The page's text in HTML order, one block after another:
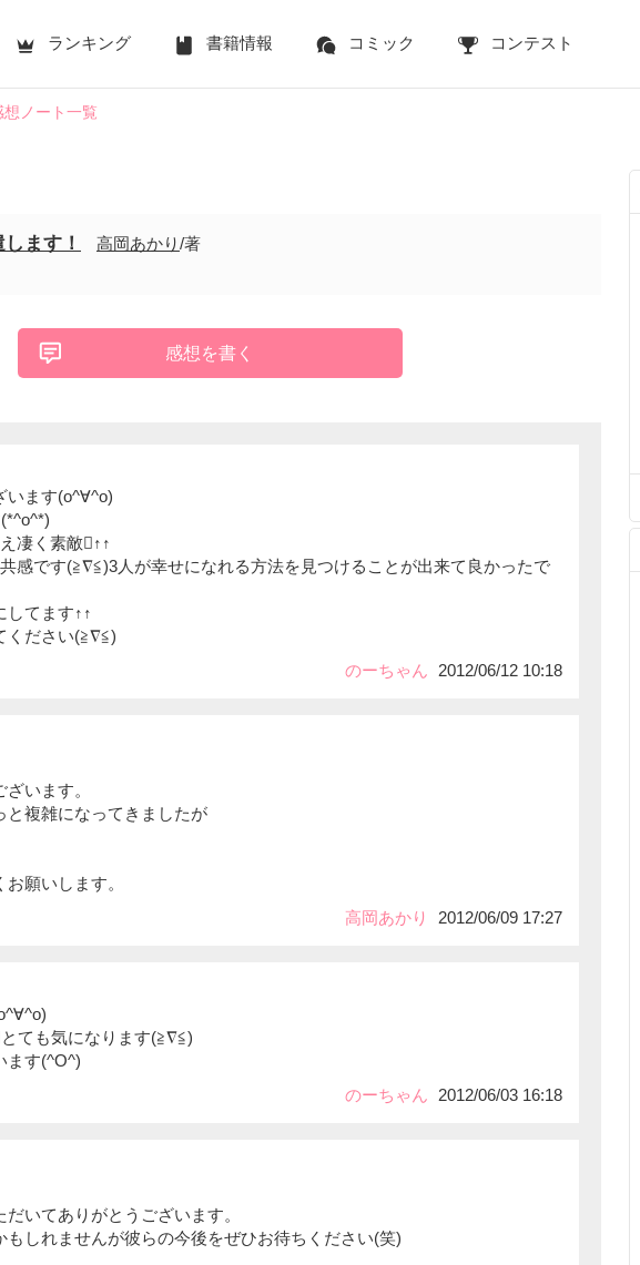
ランキング 書籍情報 コミック コンテスト
想ノート一覧
ます！ 高岡あかり/著
感想を書く
います(o^∀^o)
凄く素敵↑↑
感です(≧∇≦)3人が幸せになれる方法を見つけることが出来て良かったで
してます↑↑
ください(≧∇≦)
のーちゃん
2012/06/12 10:18
います。
と複雑になってきましたが
願いします。
高岡あかり
2012/06/09 17:27
ても気になります(≧∇≦)
ます(^O^)
のーちゃん
2012/06/03 16:18
いてありがとうございます。
もしれませんが彼らの今後をぜひお待ちください(笑)